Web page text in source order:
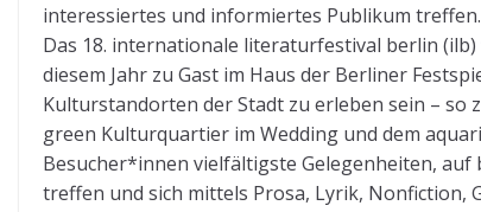
interessiertes und informiertes Publikum treffen.
Das 18. internationale literaturfestival berlin (ilb)
diesem Jahr zu Gast im Haus der Berliner
Kulturstandorten der Stadt zu erleben sein –
green Kulturquartier im Wedding und dem
Besucher*innen vielfältigste Gelegenheiten,
treffen und sich mittels Prosa, Lyrik, Nonfiction,